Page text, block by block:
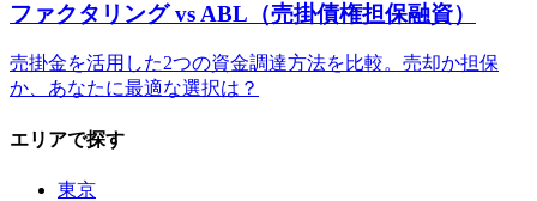
ファクタリング vs ABL（売掛債権担保融資）
売掛金を活用した2つの資金調達方法を比較。売却か担保
か、あなたに最適な選択は？
エリアで探す
東京